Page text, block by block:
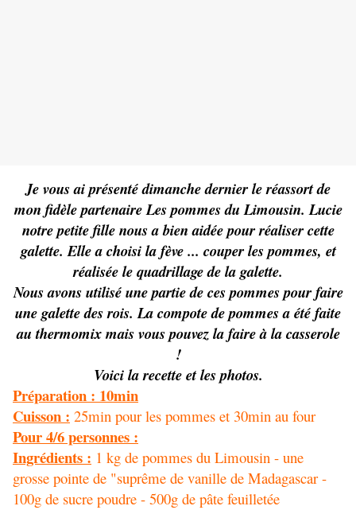
Je vous ai présenté dimanche dernier le réassort de
mon fidèle partenaire Les pommes du Limousin. Lucie
notre petite fille nous a bien aidée pour réaliser cette
galette. Elle a choisi la fève ... couper les pommes, et
réalisée le quadrillage de la galette.
Nous avons utilisé une partie de ces pommes pour faire
une galette des rois. La compote de pommes a été faite
au thermomix mais vous pouvez la faire à la casserole
!
Voici la recette et les photos.
Préparation : 10min
Cuisson : 25min pour les pommes et 30min au four
Pour 4/6 personnes :
Ingrédients : 1 kg de pommes du Limousin - une
grosse pointe de "suprême de vanille de Madagascar -
100g de sucre poudre - 500g de pâte feuilletée